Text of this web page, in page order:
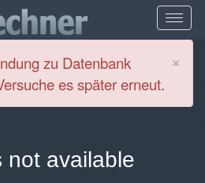
×
zu Datenbank
es später erneut.
not available